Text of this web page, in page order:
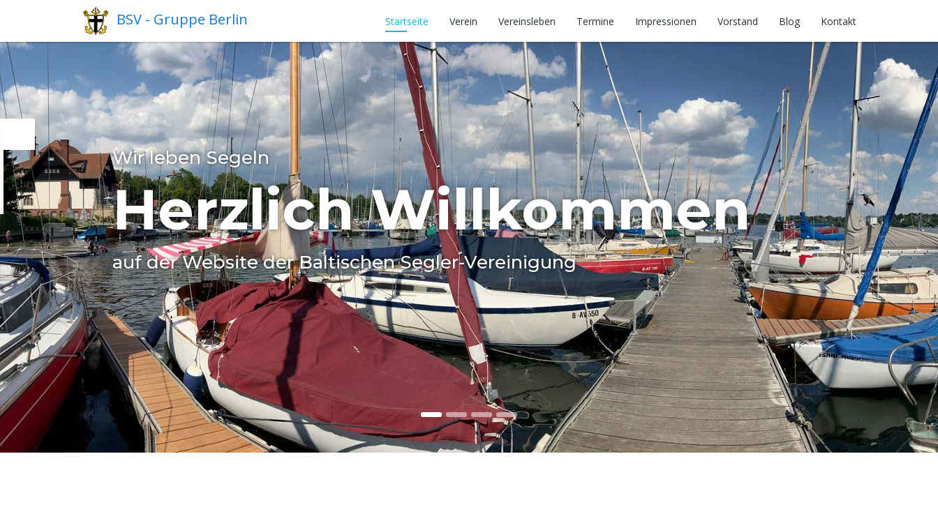
BSV - Gruppe Berlin Startseite Verein Vereinsleben Termine Impressionen Vorstand Blog Kontakt
Für Klein & Groß
Segeln für alle
Altersgruppen
Ob Opti, Laser, 420er, 505er, Zugvogel oder Kielboote
Previous Next